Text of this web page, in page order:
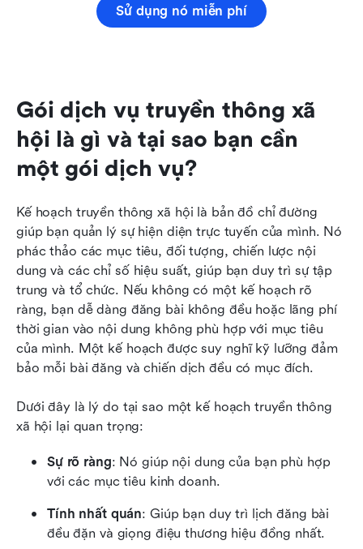
Sử dụng nó miễn phí
Gói dịch vụ truyền thông xã
hội là gì và tại sao bạn cần
một gói dịch vụ?
Kế hoạch truyền thông xã hội là bản đồ chỉ đường
giúp bạn quản lý sự hiện diện trực tuyến của mình. Nó
phác thảo các mục tiêu, đối tượng, chiến lược nội
dung và các chỉ số hiệu suất, giúp bạn duy trì sự tập
trung và tổ chức. Nếu không có một kế hoạch rõ
ràng, bạn dễ dàng đăng bài không đều hoặc lãng phí
thời gian vào nội dung không phù hợp với mục tiêu
của mình. Một kế hoạch được suy nghĩ kỹ lưỡng đảm
bảo mỗi bài đăng và chiến dịch đều có mục đích.
Dưới đây là lý do tại sao một kế hoạch truyền thông
xã hội lại quan trọng:
Sự rõ ràng: Nó giúp nội dung của bạn phù hợp
với các mục tiêu kinh doanh.
Tính nhất quán: Giúp bạn duy trì lịch đăng bài
đều đặn và giọng điệu thương hiệu đồng nhất.